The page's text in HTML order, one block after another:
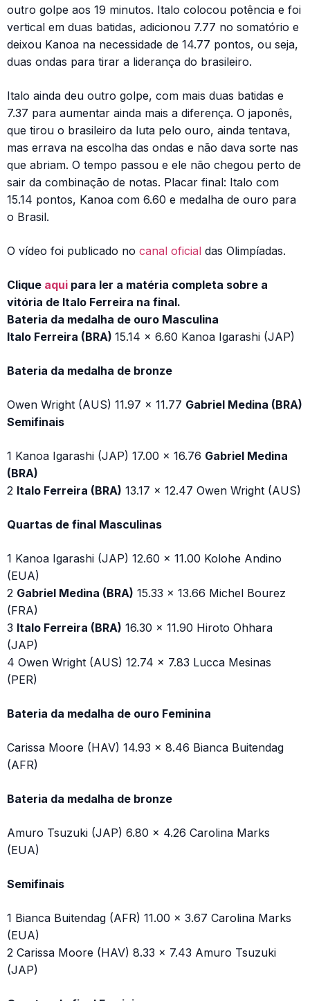
outro golpe aos 19 minutos. Italo colocou potência e foi
vertical em duas batidas, adicionou 7.77 no somatório e
deixou Kanoa na necessidade de 14.77 pontos, ou seja,
duas ondas para tirar a liderança do brasileiro.
Italo ainda deu outro golpe, com mais duas batidas e
7.37 para aumentar ainda mais a diferença. O japonês,
que tirou o brasileiro da luta pelo ouro, ainda tentava,
mas errava na escolha das ondas e não dava sorte nas
que abriam. O tempo passou e ele não chegou perto de
sair da combinação de notas. Placar final: Italo com
15.14 pontos, Kanoa com 6.60 e medalha de ouro para
o Brasil.
O vídeo foi publicado no canal oficial das Olimpíadas.
Clique aqui para ler a matéria completa sobre a
vitória de Italo Ferreira na final.
Bateria da medalha de ouro Masculina
Italo Ferreira (BRA) 15.14 x 6.60 Kanoa Igarashi (JAP)
Bateria da medalha de bronze
Owen Wright (AUS) 11.97 x 11.77 Gabriel Medina (BRA)
Semifinais
1 Kanoa Igarashi (JAP) 17.00 x 16.76 Gabriel Medina
(BRA)
2 Italo Ferreira (BRA) 13.17 x 12.47 Owen Wright (AUS)
Quartas de final Masculinas
1 Kanoa Igarashi (JAP) 12.60 x 11.00 Kolohe Andino
(EUA)
2 Gabriel Medina (BRA) 15.33 x 13.66 Michel Bourez
(FRA)
3 Italo Ferreira (BRA) 16.30 x 11.90 Hiroto Ohhara
(JAP)
4 Owen Wright (AUS) 12.74 x 7.83 Lucca Mesinas
(PER)
Bateria da medalha de ouro Feminina
Carissa Moore (HAV) 14.93 x 8.46 Bianca Buitendag
(AFR)
Bateria da medalha de bronze
Amuro Tsuzuki (JAP) 6.80 x 4.26 Carolina Marks
(EUA)
Semifinais
1 Bianca Buitendag (AFR) 11.00 x 3.67 Carolina Marks
(EUA)
2 Carissa Moore (HAV) 8.33 x 7.43 Amuro Tsuzuki
(JAP)